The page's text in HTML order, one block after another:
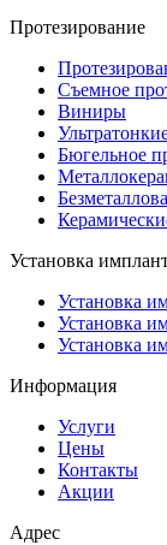
Протезирование
Съемное
Виниры
Бюгельное
Установка
Установка
Установка
Установка
Информация
Услуги
Цены
Контакты
Акции
Адрес